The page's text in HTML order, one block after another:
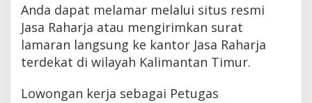
Anda dapat melamar melalui situs resmi
Jasa Raharja atau mengirimkan surat
lamaran langsung ke kantor Jasa Raharja
terdekat di wilayah Kalimantan Timur.
Lowongan kerja sebagai Petugas